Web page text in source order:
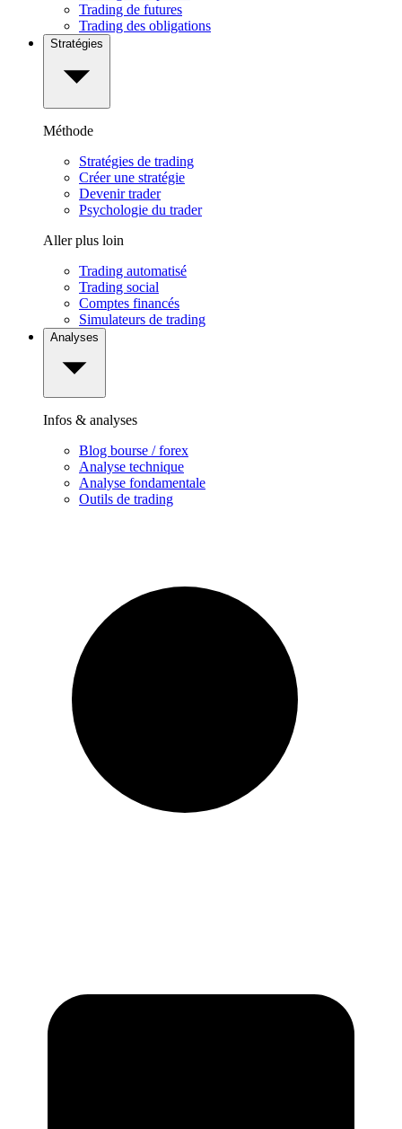
Trading de futures
Trading des obligations
Stratégies
Méthode
Stratégies de trading
Créer une stratégie
Devenir trader
Psychologie du trader
Aller plus loin
Trading automatisé
Trading social
Comptes financés
Simulateurs de trading
Analyses
Infos & analyses
Blog bourse / forex
Analyse technique
Analyse fondamentale
Outils de trading